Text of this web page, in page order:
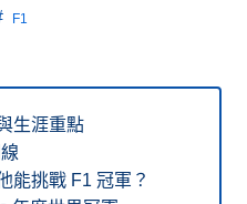
F1
生涯重點
能挑戰 F1 冠軍？